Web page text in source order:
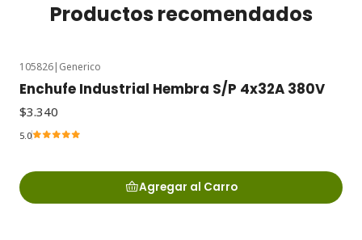
Productos recomendados
105826| Generico
Enchufe Industrial Hembra S/P 4x32A 380V
$3.340
5.0
Agregar al Carro